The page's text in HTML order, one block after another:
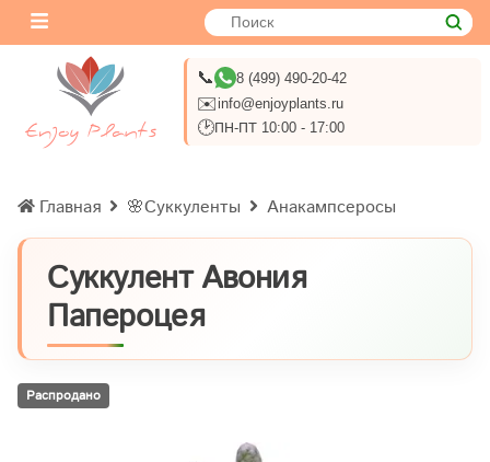
📞 8 (499) 490-20-42
✉️info@enjoyplants.ru
🕑ПН-ПТ 10:00 - 17:00
Главная 🌸Суккуленты Анакампсеросы
Суккулент Авония
Папероцея
Распродано